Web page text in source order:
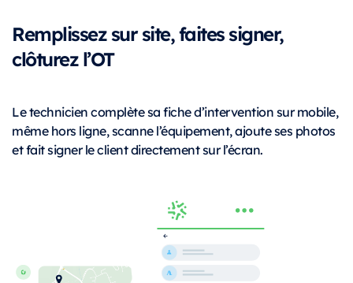
Remplissez sur site, faites signer,
clôturez l’OT
Le technicien complète sa fiche d’intervention sur mobile,
même hors ligne, scanne l’équipement, ajoute ses photos
et fait signer le client directement sur l’écran.